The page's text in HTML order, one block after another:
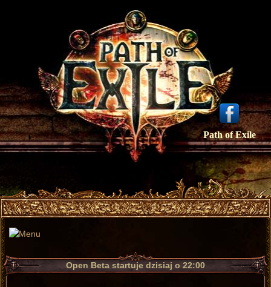
Path of Exile
Open Beta startuje dzisiaj o 22:00